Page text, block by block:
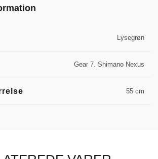
Lysegrøn
Gear 7. Shimano Nexus
55 cm